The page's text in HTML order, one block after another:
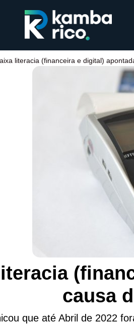
literacia (financeira e digital)
causa
que até Abril de 2022